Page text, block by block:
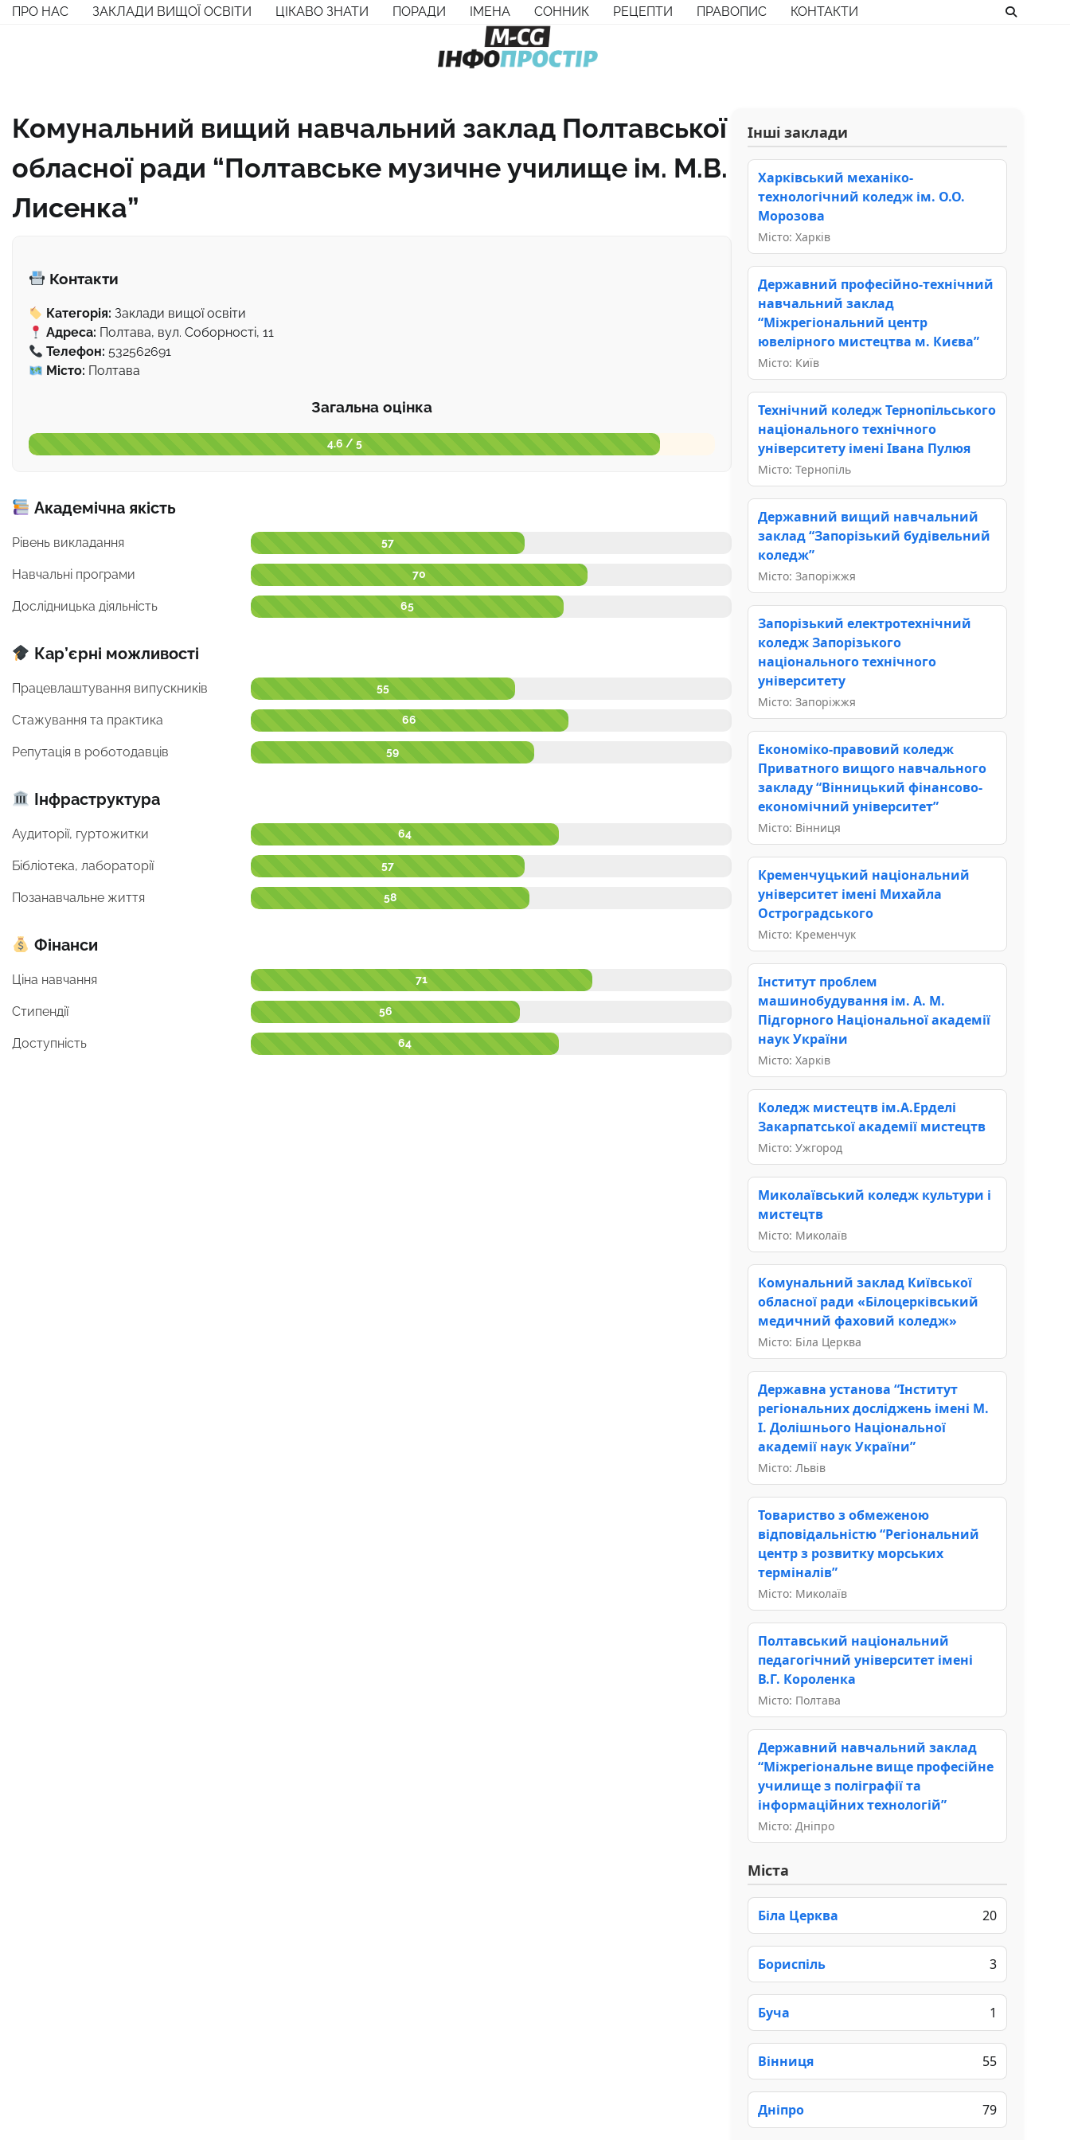
Перейти
ПРО НАС ЗАКЛАДИ ВИЩОЇ ОСВІТИ ЦІКАВО ЗНАТИ ПОРАДИ ІМЕНА СОННИК РЕЦЕПТИ ПРАВОПИС КОНТАКТИ
Комунальний вищий навчальний заклад Полтавської
обласної ради “Полтавське музичне училище ім. М.В.
Лисенка”
Контакти
Категорія: Заклади вищої освіти
Адреса: Полтава, вул. Соборності, 11
Телефон: 532562691
Місто: Полтава
Загальна оцінка
4.6 / 5
Академічна якість
Рівень викладання 57
Навчальні програми 70
Дослідницька діяльність 65
Кар’єрні можливості
Працевлаштування випускників 55
Стажування та практика 66
Репутація в роботодавців 59
Інфраструктура
Аудиторії, гуртожитки 64
Бібліотека, лабораторії 57
Позанавчальне життя 58
Фінанси
Ціна навчання 71
Стипендії 56
Доступність 64
Інші заклади
Харківський механіко-
технологічний коледж ім. О.О.
Морозова
Місто: Харків
Державний професійно-технічний
навчальний заклад
“Міжрегіональний центр
ювелірного мистецтва м. Києва”
Місто: Київ
Технічний коледж Тернопільського
національного технічного
університету імені Івана Пулюя
Місто: Тернопіль
Державний вищий навчальний
заклад “Запорізький будівельний
коледж”
Місто: Запоріжжя
Запорізький електротехнічний
коледж Запорізького
національного технічного
університету
Місто: Запоріжжя
Економіко-правовий коледж
Приватного вищого навчального
закладу “Вінницький фінансово-
економічний університет”
Місто: Вінниця
Кременчуцький національний
університет імені Михайла
Остроградського
Місто: Кременчук
Інститут проблем
машинобудування ім. А. М.
Підгорного Національної академії
наук України
Місто: Харків
Коледж мистецтв ім.А.Ерделі
Закарпатської академії мистецтв
Місто: Ужгород
Миколаївський коледж культури і
мистецтв
Місто: Миколаїв
Комунальний заклад Київської
обласної ради «Білоцерківський
медичний фаховий коледж»
Місто: Біла Церква
Державна установа “Інститут
регіональних досліджень імені М.
І. Долішнього Національної
академії наук України”
Місто: Львів
Товариство з обмеженою
відповідальністю “Регіональний
центр з розвитку морських
терміналів”
Місто: Миколаїв
Полтавський національний
педагогічний університет імені
В.Г. Короленка
Місто: Полтава
Державний навчальний заклад
“Міжрегіональне вище професійне
училище з поліграфії та
інформаційних технологій”
Місто: Дніпро
Міста
Біла Церква 20
Бориспіль 3
Буча 1
Вінниця 55
Дніпро 79